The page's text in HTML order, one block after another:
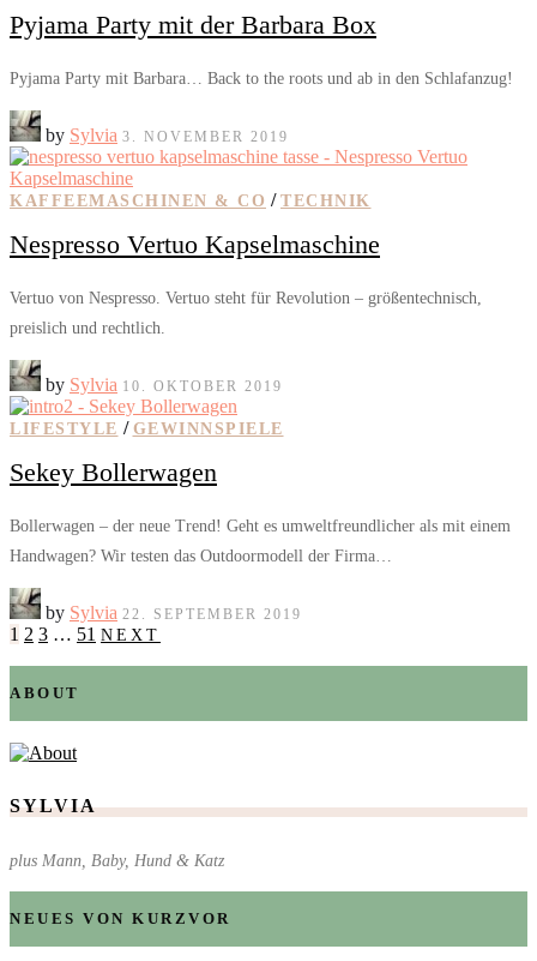
Pyjama Party mit der Barbara Box
Pyjama Party mit Barbara… Back to the roots und ab in den Schlafanzug!
by Sylvia 3. NOVEMBER 2019
KAFFEEMASCHINEN & CO / TECHNIK
Nespresso Vertuo Kapselmaschine
Vertuo von Nespresso. Vertuo steht für Revolution – größentechnisch,
preislich und rechtlich.
by Sylvia 10. OKTOBER 2019
LIFESTYLE / GEWINNSPIELE
Sekey Bollerwagen
Bollerwagen – der neue Trend! Geht es umweltfreundlicher als mit einem
Handwagen? Wir testen das Outdoormodell der Firma…
by Sylvia 22. SEPTEMBER 2019
1 2 3 … 51 NEXT
ABOUT
SYLVIA
plus Mann, Baby, Hund & Katz
NEUES VON KURZVOR